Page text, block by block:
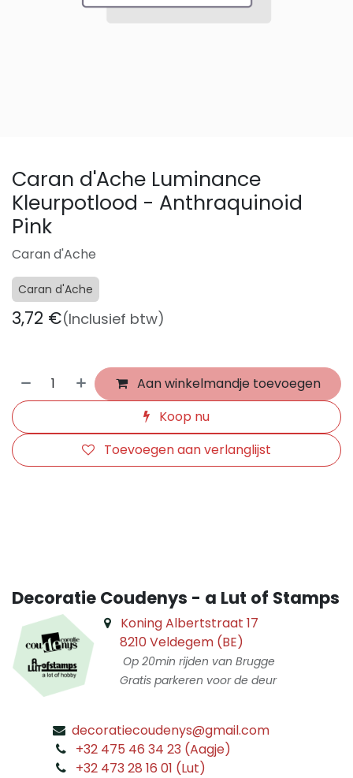
Caran d'Ache Luminance
Kleurpotlood - Anthraquinoid
Pink
Caran d'Ache
Caran d'Ache
3,72 €(Inclusief btw)
Aan winkelmandje toevoegen
Koop nu
Toevoegen aan verlanglijst
Decoratie Coudenys - a Lut of Stamps
Koning Albertstraat 17
8210 Veldegem (BE)
Op 20min rijden van Brugge
Gratis parkeren voor de deur
decoratiecoudenys@gmail.com
+32 475 46 34 23 (Aagje)
+32 473 28 16 01 (Lut)